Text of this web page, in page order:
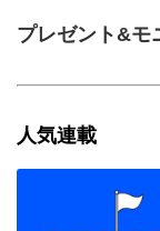
プレゼント&モ
人気連載